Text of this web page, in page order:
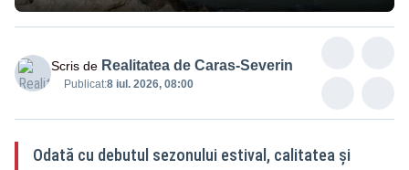
Scris de Realitatea de Caras-Severin
Publicat:8 iul. 2026, 08:00
Odată cu debutul sezonului estival, calitatea și